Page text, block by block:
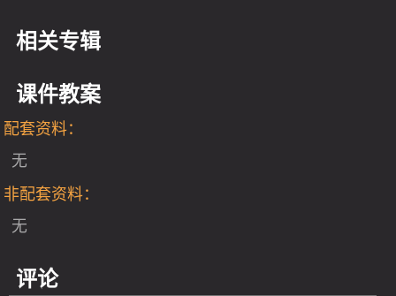
相关专辑
课件教案
配套资料：
无
非配套资料：
无
评论